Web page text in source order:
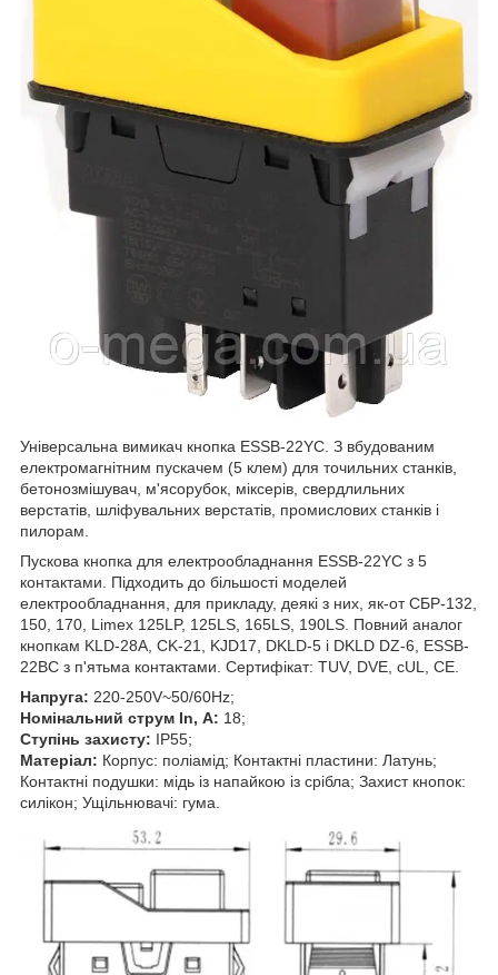
Універсальна вимикач кнопка ESSB-22YC. З вбудованим
електромагнітним пускачем (5 клем) для точильних станків,
бетонозмішувач, м'ясорубок, міксерів, свердлильних
верстатів, шліфувальних верстатів, промислових станків і
пилорам.
Пускова кнопка для електрообладнання ESSB-22YC з 5
контактами. Підходить до більшості моделей
електрообладнання, для прикладу, деякі з них, як-от СБР-132,
150, 170, Limex 125LP, 125LS, 165LS, 190LS. Повний аналог
кнопкам KLD-28A, CK-21, KJD17, DKLD-5 і DKLD DZ-6, ESSB-
22BC з п'ятьма контактами. Сертифікат: TUV, DVE, cUL, CE.
Напруга: 220-250V~50/60Hz;
Номінальний струм In, А: 18;
Ступінь захисту: IP55;
Матеріал: Корпус: поліамід; Контактні пластини: Латунь;
Контактні подушки: мідь із напайкою із срібла; Захист кнопок:
силікон; Ущільнювачі: гума.